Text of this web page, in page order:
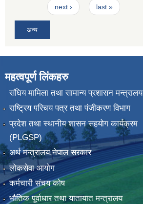
next › last »
अन्य
महत्वपूर्ण लिंकहरु
संघिय मामिला तथा सामान्य प्रशासन मन्त्रालय
राष्ट्रिय परिचय पत्र तथा पंजीकरण विभाग
प्रदेश तथा स्थानीय शासन सहयोग कार्यक्रम
(PLGSP)
अर्थ मन्त्रालय,नेपाल सरकार
लोकसेवा आयोग
कर्मचारी संचय कोष
भौतिक पूर्वाधार तथा यातायात मन्त्रालय